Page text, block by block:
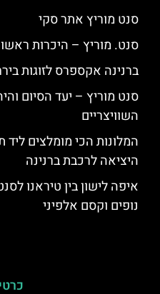
סנט מוריץ אתר סקי
סנט. מוריץ – היכרות
ברנינה אקספרס לזוגות
סנט מוריץ – יעד הסיום
השוויצריים
המלונות הכי מומלצים ליד
היציאה לרכבת ברנינה
איפה לישון בין טיראנו
נופים וקסם אלפיני